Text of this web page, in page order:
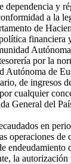
y
a la
de
por la
Autónoma de
de ingresos
cualquier
General del
en
de
la